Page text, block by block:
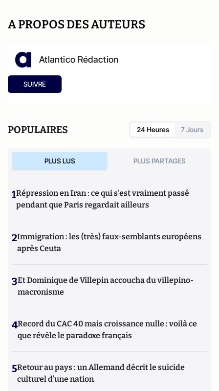
A PROPOS DES AUTEURS
Atlantico Rédaction
SUIVRE
POPULAIRES 24 Heures 7 Jours
PLUS LUS PLUS PARTAGES
1Répression en Iran : ce qui s'est vraiment passé
pendant que Paris regardait ailleurs
2Immigration : les (très) faux-semblants européens
après Ceuta
3Et Dominique de Villepin accoucha du villepino-
macronisme
4Record du CAC 40 mais croissance nulle : voilà ce
que révèle le paradoxe français
5Retour au pays : un Allemand décrit le suicide
culturel d’une nation